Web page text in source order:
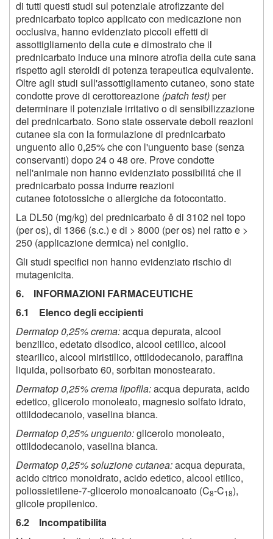
di tutti questi studi sul potenziale atrofizzante del
prednicarbato topico applicato con medicazione non
occlusiva, hanno evidenziato piccoli effetti di
assottigliamento della cute e dimostrato che il
prednicarbato induce una minore atrofia della cute sana
rispetto agli steroidi di potenza terapeutica equivalente.
Oltre agli studi sull'assottigliamento cutaneo, sono state
condotte prove di cerottoreazione (patch test)per
determinare il potenziale irritativo o di sensibilizzazione
del prednicarbato. Sono state osservate deboli reazioni
cutanee sia con la formulazione di prednicarbato
unguento allo 0,25% che con l'unguento base (senza
conservanti) dopo 24 o 48 ore. Prove condotte
nell'animale non hanno evidenziato possibilitá che il
prednicarbato possa indurre reazioni
cutanee fototossiche o allergiche da fotocontatto.
La DL50 (mg/kg) del prednicarbato ě di 3102 nel topo
(per os), di 1366 (s.c.) e di > 8000 (per os) nel ratto e >
250 (applicazione dermica) nel coniglio.
Gli studi specifici non hanno evidenziato rischio di
mutagenicita.
6. INFORMAZIONI FARMACEUTICHE
6.1 Elenco degli eccipienti
Dermatop 0,25% crema:acqua depurata, alcool
benzilico, edetato disodico, alcool cetilico, alcool
stearilico, alcool miristilico, ottildodecanolo, paraffina
liquida, polisorbato 60, sorbitan monostearato.
Dermatop 0,25% crema lipofila:acqua depurata, acido
edetico, glicerolo monoleato, magnesio solfato idrato,
ottildodecanolo, vaselina bianca.
Dermatop 0,25% unguento:glicerolo monoleato,
ottildodecanolo, vaselina bianca.
Dermatop 0,25% soluzione cutanea:acqua depurata,
acido citrico monoidrato, acido edetico, alcool etilico,
poliossietilene-7-glicerolo monoalcanoato (C8-C18),
glicole propilenico.
6.2 Incompatibilita